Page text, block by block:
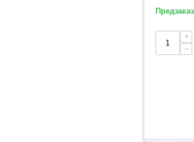
Предзаказ
+
−